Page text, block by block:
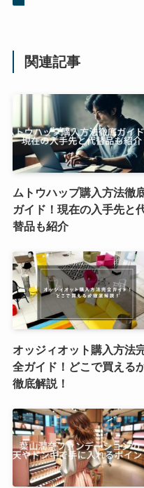
関連記事
ムトウハップ購入方法徹
ガイド！現在の入手先と
替品も紹介
オッジィオット購入方法
全ガイド！どこで買える
徹底解説！